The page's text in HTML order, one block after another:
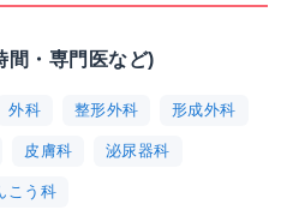
間・専門医など)
外科 整形外科 形成外科
皮膚科 泌尿器科
こう科